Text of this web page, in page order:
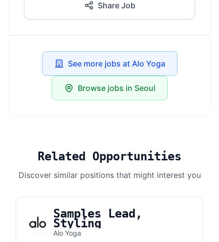
Share Job
See more jobs at Alo Yoga
Browse jobs in Seoul
Related Opportunities
Discover similar positions that might interest you
Samples Lead,
Styling
Alo Yoga